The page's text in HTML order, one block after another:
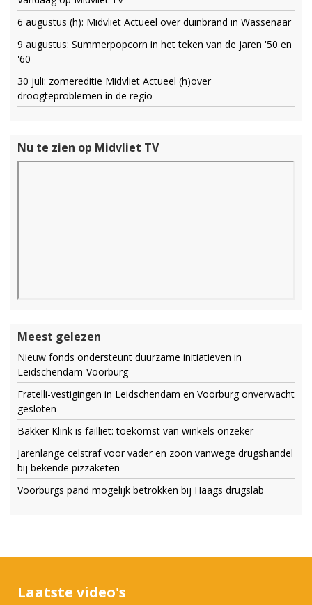
6 augustus (h): Midvliet Actueel over duinbrand in Wassenaar
9 augustus: Summerpopcorn in het teken van de jaren '50 en
'60
30 juli: zomereditie Midvliet Actueel (h)over
droogteproblemen in de regio
Nu te zien op Midvliet TV
Meest gelezen
Nieuw fonds ondersteunt duurzame initiatieven in
Leidschendam-Voorburg
Fratelli-vestigingen in Leidschendam en Voorburg onverwacht
gesloten
Bakker Klink is failliet: toekomst van winkels onzeker
Jarenlange celstraf voor vader en zoon vanwege drugshandel
bij bekende pizzaketen
Voorburgs pand mogelijk betrokken bij Haags drugslab
Laatste video's